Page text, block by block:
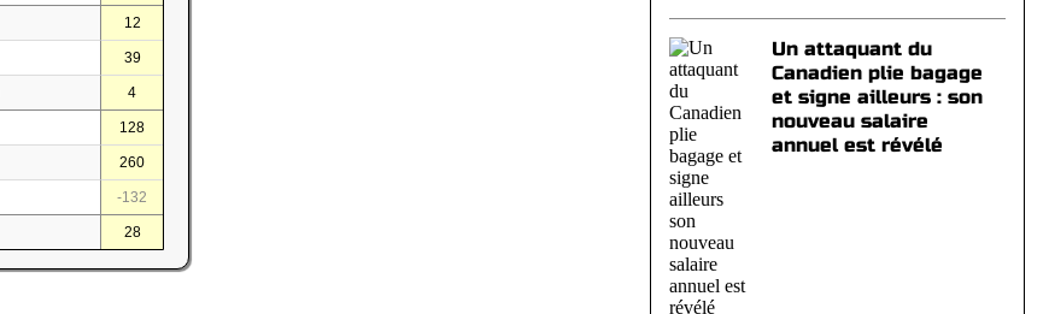
12
39
4
128
260
-132
28
Un attaquant du
Canadien plie bagage
et signe ailleurs : son
nouveau salaire
annuel est révélé